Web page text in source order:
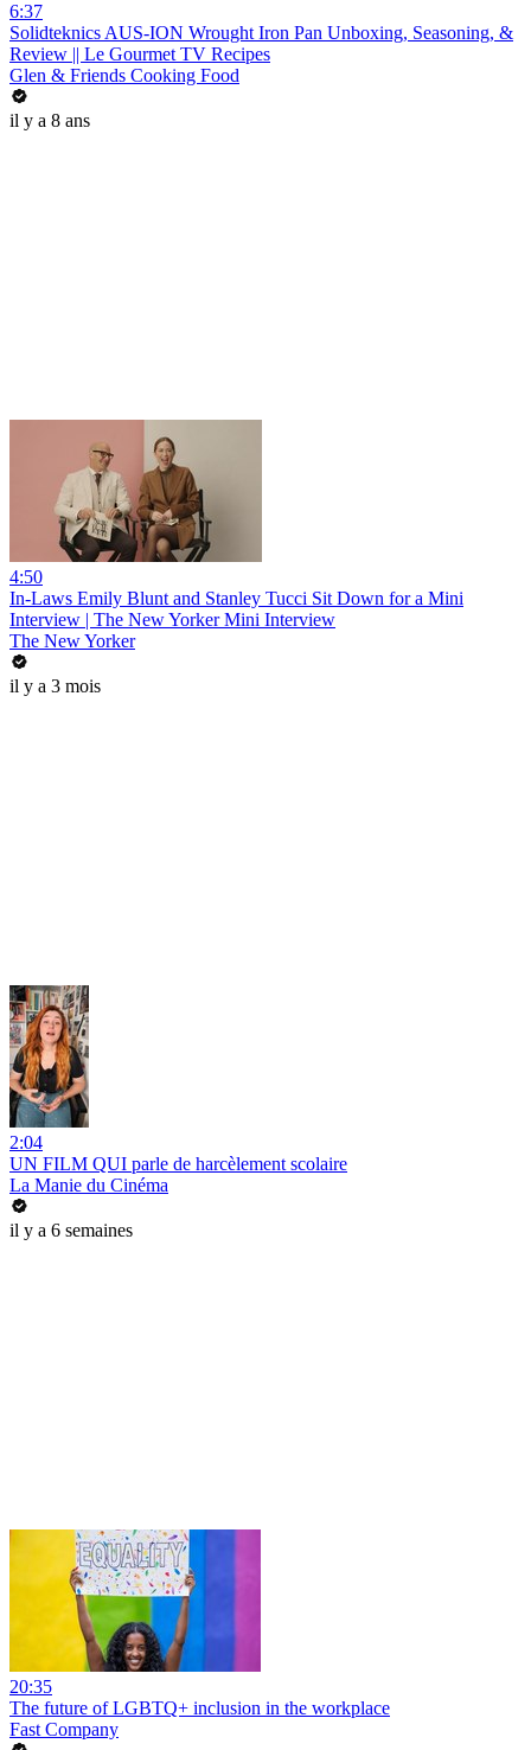
6:37
Solidteknics AUS-ION Wrought Iron Pan Unboxing, Seasoning, &
Review || Le Gourmet TV Recipes
Glen & Friends Cooking Food
il y a 8 ans
4:50
In-Laws Emily Blunt and Stanley Tucci Sit Down for a Mini
Interview | The New Yorker Mini Interview
The New Yorker
il y a 3 mois
2:04
UN FILM QUI parle de harcèlement scolaire
La Manie du Cinéma
il y a 6 semaines
20:35
The future of LGBTQ+ inclusion in the workplace
Fast Company